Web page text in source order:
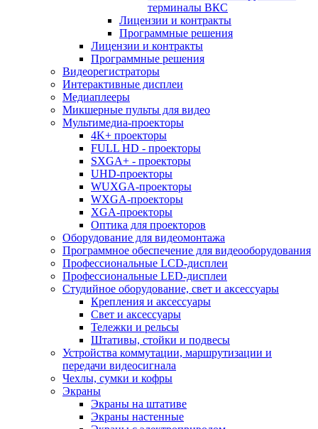
терминалы ВКС
Лицензии и контракты
Программные решения
Лицензии и контракты
Программные решения
Видеорегистраторы
Интерактивные дисплеи
Медиаплееры
Микшерные пульты для видео
Мультимедиа-проекторы
4K+ проекторы
FULL HD - проекторы
SXGA+ - проекторы
UHD-проекторы
WUXGA-проекторы
WXGA-проекторы
XGA-проекторы
Оптика для проекторов
Оборудование для видеомонтажа
Программное обеспечение для видеооборудования
Профессиональные LCD-дисплеи
Профессиональные LED-дисплеи
Студийное оборудование, свет и аксессуары
Крепления и аксессуары
Свет и аксессуары
Тележки и рельсы
Штативы, стойки и подвесы
Устройства коммутации, маршрутизации и
передачи видеосигнала
Чехлы, сумки и кофры
Экраны
Экраны на штативе
Экраны настенные